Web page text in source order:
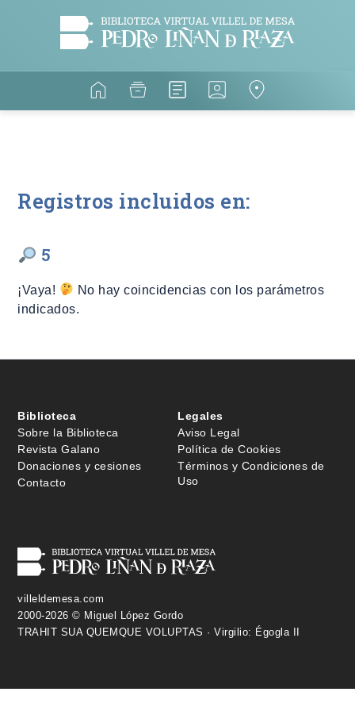
Registros incluidos en:
5
¡Vaya!
No hay coincidencias con los parámetros
indicados.
Biblioteca
Sobre la Biblioteca
Revista Galano
Donaciones y cesiones
Contacto
Legales
Aviso Legal
Política de Cookies
Términos y Condiciones de
Uso
villeldemesa.com
2000-2026 © Miguel López Gordo
TRAHIT SUA QUEMQUE VOLUPTAS · Virgilio: Égogla II